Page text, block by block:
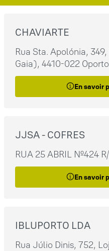
CHAVIARTE
Rua Sta. Apolónia,
Gaia), 4410-022 Oporto
En savoir
JJSA - COFRES
RUA 25 ABRIL Nº424
En savoir
IBLUPORTO LDA
Rua Júlio Dinis, 752,